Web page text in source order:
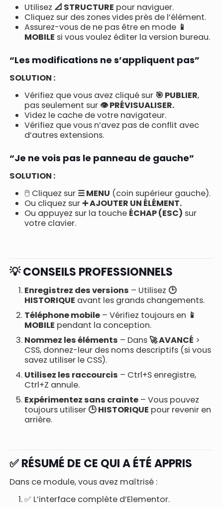
Utilisez 📐 STRUCTURE pour naviguer.
Cliquez sur des zones vides près de l’élément.
Assurez-vous de ne pas être en mode 📱
MOBILE si vous voulez éditer la version bureau.
“Les modifications ne s’appliquent pas”
SOLUTION :
Vérifiez que vous avez cliqué sur 🎯 PUBLIER,
pas seulement sur 👁️ PRÉVISUALISER.
Videz le cache de votre navigateur.
Vérifiez que vous n’avez pas de conflit avec
d’autres extensions.
“Je ne vois pas le panneau de gauche”
SOLUTION :
🖱️ Cliquez sur ☰ MENU (coin supérieur gauche).
Ou cliquez sur➕ AJOUTER UN ÉLÉMENT.
Ou appuyez sur la touche ÉCHAP (ESC) sur
votre clavier.
💡 CONSEILS PROFESSIONNELS
Enregistrez des versions – Utilisez 🕒
HISTORIQUE avant les grands changements.
Téléphone mobile – Vérifiez toujours en 📱
MOBILE pendant la conception.
Nommez les éléments – Dans 🚀 AVANCÉ >
CSS, donnez-leur des noms descriptifs (si vous
savez utiliser le CSS).
Utilisez les raccourcis – Ctrl+S enregistre,
Ctrl+Z annule.
Expérimentez sans crainte – Vous pouvez
toujours utiliser 🕒 HISTORIQUE pour revenir en
arrière.
✅ RÉSUMÉ DE CE QUI A ÉTÉ APPRIS
Dans ce module, vous avez maîtrisé :
✅ L’interface complète d’Elementor.